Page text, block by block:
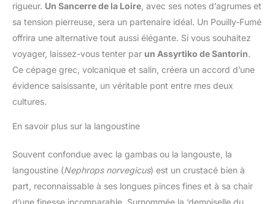
rigueur. Un Sancerre de la Loire , avec ses notes d’agrumes et
sa tension pierreuse, sera un partenaire idéal. Un Pouilly-Fumé
offrira une alternative tout aussi élégante. Si vous souhaitez
voyager, laissez-vous tenter par un Assyrtiko de Santorin.
Ce cépage grec, volcanique et salin, créera un accord d’une
évidence saisissante, un véritable pont entre mes deux
cultures.
En savoir plus sur la langoustine
Souvent confondue avec la gambas ou la langouste, la
langoustine (Nephrops norvegicus) est un crustacé bien à
part, reconnaissable à ses longues pinces fines et à sa chair